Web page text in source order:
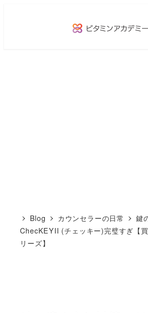
Blog カウンセラーの日常
鍵
ChecKEYII (チェッキー)完璧すぎ【
リーズ】